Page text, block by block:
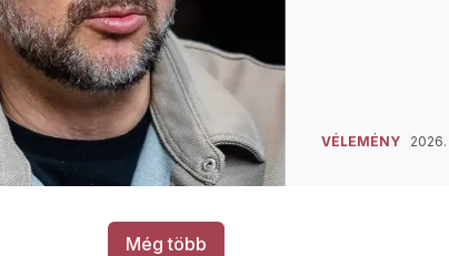
VÉLEMÉNY 2026.
Még több